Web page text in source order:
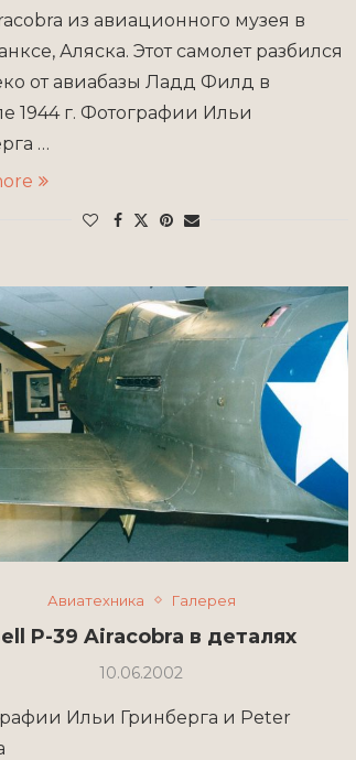
из авиационного музея в
Аляска. Этот самолет разбился
от авиабазы Ладд Филд в
1944 г. Фотографии Ильи
…
Авиатехника Галерея
P-39 Airacobra в деталях
10.06.2002
Ильи Гринберга и Peter